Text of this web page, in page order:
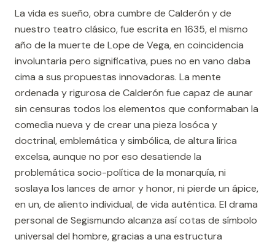
La vida es sueño, obra cumbre de Calderón y de
nuestro teatro clásico, fue escrita en 1635, el mismo
año de la muerte de Lope de Vega, en coincidencia
involuntaria pero significativa, pues no en vano daba
cima a sus propuestas innovadoras. La mente
ordenada y rigurosa de Calderón fue capaz de aunar
sin censuras todos los elementos que conformaban la
comedia nueva y de crear una pieza losóca y
doctrinal, emblemática y simbólica, de altura lírica
excelsa, aunque no por eso desatiende la
problemática socio-política de la monarquía, ni
soslaya los lances de amor y honor, ni pierde un ápice,
en un, de aliento individual, de vida auténtica. El drama
personal de Segismundo alcanza así cotas de símbolo
universal del hombre, gracias a una estructura